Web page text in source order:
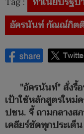
อัครนันท์ กัณณ์กิต
"อัครนันท์" สั่งรื้
เป้าใช้หลักสูตรใหม่
ปชน. จี้ ถามกลางส
เคลียร์ชัดทุกประเด็น